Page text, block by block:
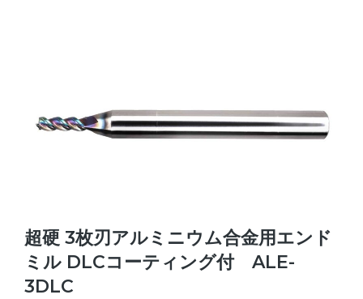
超硬 3枚刃アルミニウム合金用エンド
ミル DLCコーティング付 ALE-
3DLC